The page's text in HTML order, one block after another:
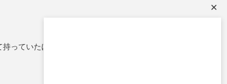
っていたほうがいい」
×